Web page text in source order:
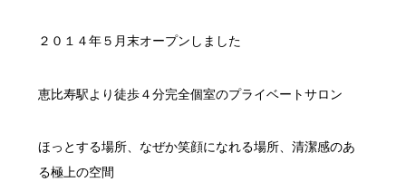
２０１４年５月末オープンしました
恵比寿駅より徒歩４分完全個室のプライベートサロン
ほっとする場所、なぜか笑顔になれる場所、清潔感のあ
る極上の空間